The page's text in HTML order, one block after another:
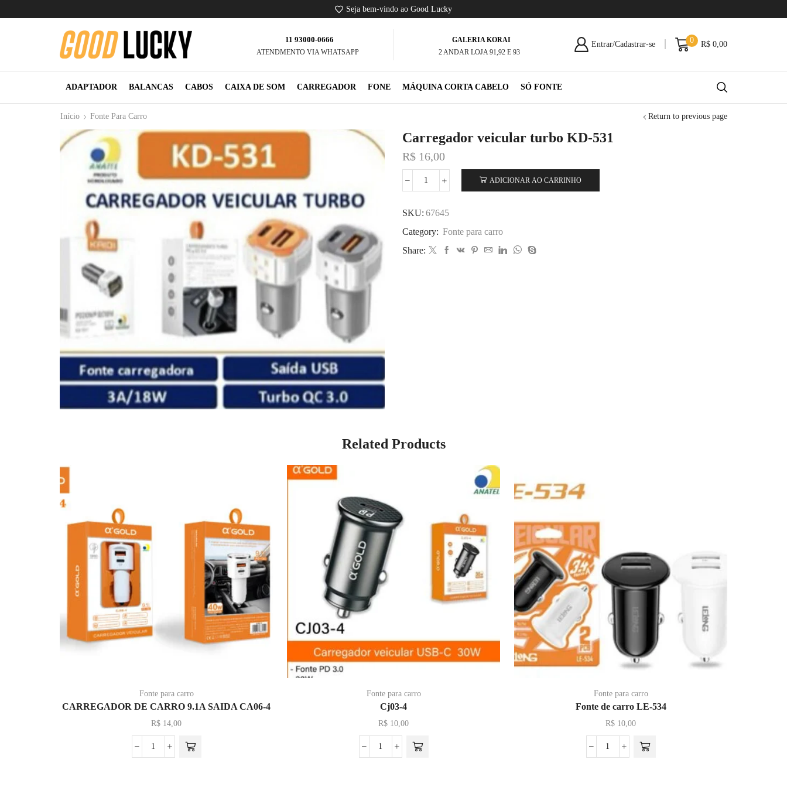
Seja bem-vindo ao Good Lucky
11 93000-0666
ATENDMENTO VIA WHATSAPP
GALERIA KORAI
2 ANDAR LOJA 91,92 E 93
Entrar/Cadastrar-se 0 R$ 0,00
ADAPTADOR BALANCAS CABOS CAIXA DE SOM CARREGADOR FONE MÁQUINA CORTA CABELO SÓ FONTE
Início Fonte Para Carro Return to previous page
Carregador veicular turbo KD-531
R$ 16,00
ADICIONAR AO CARRINHO
SKU: 67645
Category: Fonte para carro
Share:
Related Products
Fonte para carro
CARREGADOR DE CARRO 9.1A SAIDA CA06-4
R$ 14,00
Fonte para carro
Cj03-4
R$ 10,00
Fonte para carro
Fonte de carro LE-534
R$ 10,00